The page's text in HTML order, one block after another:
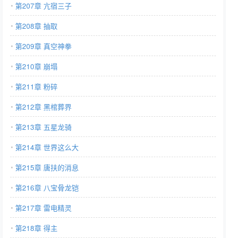
第207章 亢宿三子
第208章 抽取
第209章 真空神拳
第210章 崩塌
第211章 粉碎
第212章 黑棺葬界
第213章 五星龙骑
第214章 世界这么大
第215章 唐扶的消息
第216章 八宝骨龙铠
第217章 雷电精灵
第218章 得主